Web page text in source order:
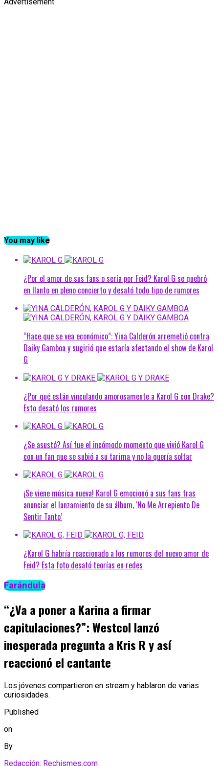
You may like
¿Por el amor de sus fans o sería por Feid? Karol G se quebró
en llanto en pleno concierto y desató todo tipo de rumores
“Hace que se vea económico”: Yina Calderón arremetió contra
Daiky Gamboa y sugirió que estaría afectando el show de Karol
G
¿Por qué están vinculando amorosamente a Karol G con Drake?
Esto desató los rumores
¿Se asustó? Así fue el incómodo momento que vivió Karol G
con un fan que se subió a su tarima y no la quería soltar
¡Se viene música nueva! Karol G emocionó a sus fans tras
anunciar el lanzamiento de su álbum, ‘No Me Arrepiento De
Sentir Tanto’
¿Karol G habría reaccionado a los rumores del nuevo amor de
Feid? Esta foto desató teorías en redes
Farándula
“¿Va a poner a Karina a firmar
capitulaciones?”: Westcol lanzó
inesperada pregunta a Kris R y así
reaccionó el cantante
Los jóvenes compartieron en stream y hablaron de varias
curiosidades.
Published
on
By
Redacción: Rechismes.com